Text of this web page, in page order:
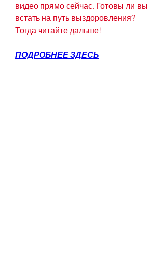
видео прямо сейчас. Готовы ли вы
встать на путь выздоровления?
Тогда читайте дальше!
ПОДРОБНЕЕ ЗДЕСЬ